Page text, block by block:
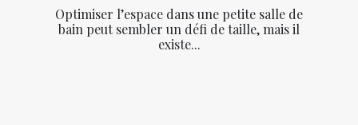
Optimiser l’espace dans une petite salle de
bain peut sembler un défi de taille, mais il
existe...